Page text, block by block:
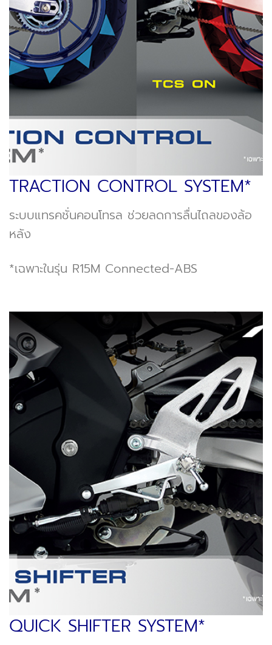
TRACTION CONTROL SYSTEM*
ระบบแทรคชั่นคอนโทรล ช่วยลดการลื่นไถลของล้อ
หลัง
*เฉพาะในรุ่น R15M Connected-ABS
QUICK SHIFTER SYSTEM*